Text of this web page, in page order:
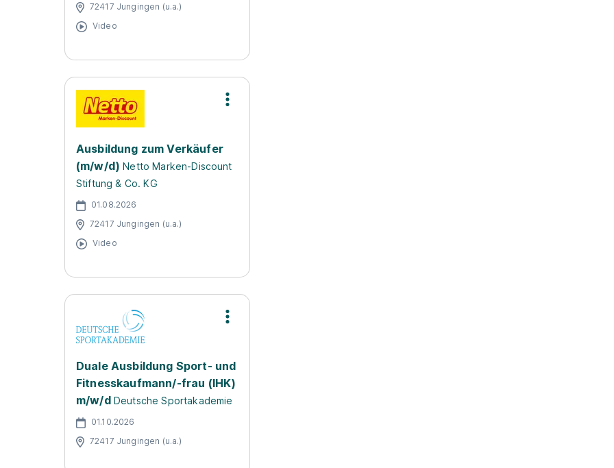
72417 Jungingen (u.a.)
Video
Ausbildung zum Verkäufer
(m/w/d) Netto Marken-Discount
Stiftung & Co. KG
01.08.2026
72417 Jungingen (u.a.)
Video
Duale Ausbildung Sport- und
Fitnesskaufmann/-frau (IHK)
m/w/d Deutsche Sportakademie
01.10.2026
72417 Jungingen (u.a.)